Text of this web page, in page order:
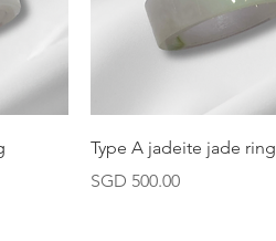
快速瀏覽
Type A jadeite jade ring
價格
SGD 500.00